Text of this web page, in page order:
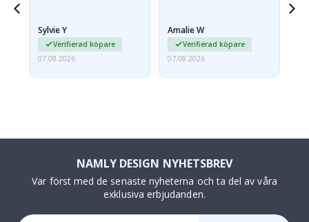
Sylvie Y
Verifierad köpare
07.08.2026
Amalie W
Verifierad köpare
07.08.2026
NAMLY DESIGN NYHETSBREV
Var först med de senaste nyheterna och ta del av våra
exklusiva erbjudanden.